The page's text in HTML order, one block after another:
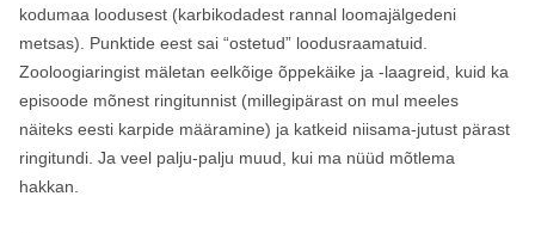
kodumaa loodusest (karbikodadest rannal loomajälgedeni
metsas). Punktide eest sai “ostetud” loodusraamatuid.
Zooloogiaringist mäletan eelkõige õppekäike ja -laagreid, kuid ka
episoode mõnest ringitunnist (millegipärast on mul meeles
näiteks eesti karpide määramine) ja katkeid niisama-jutust pärast
ringitundi. Ja veel palju-palju muud, kui ma nüüd mõtlema
hakkan.